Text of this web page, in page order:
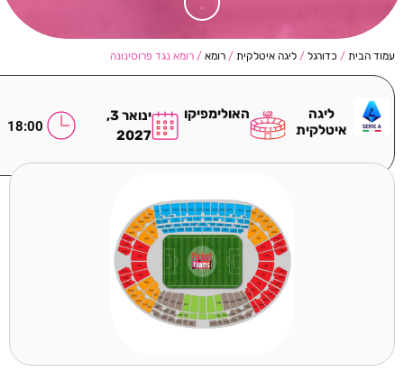
עמוד הבית / כדורגל / ליגה איטלקית / רומא / רומא נגד פרוסינונה
ליגה
איטלקית
האולימפיקו
ינואר 3,
2027
18:00